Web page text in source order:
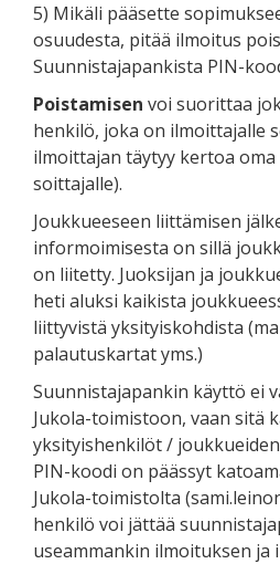
5) Mikäli pääsette
osuudesta, pitää ilmoitus
Suunnistajapankista PIN-
Poistamisen voi suorittaa
henkilö, joka on ilmoittajalle
ilmoittajan täytyy kertoa
soittajalle).
Joukkueeseen liittämisen
informoimisesta on sillä
on liitetty. Juoksijan ja
heti aluksi kaikista
liittyvistä yksityiskohdista
palautuskartat yms.)
Suunnistajapankin käyttö ei
Jukola-toimistoon, vaan sitä
yksityishenkilöt /
PIN-koodi on päässyt
Jukola-toimistolta
henkilö voi jättää
useammankin ilmoituksen ja